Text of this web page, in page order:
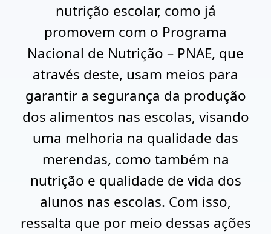
nutrição escolar, como já
promovem com o Programa
Nacional de Nutrição – PNAE, que
através deste, usam meios para
garantir a segurança da produção
dos alimentos nas escolas, visando
uma melhoria na qualidade das
merendas, como também na
nutrição e qualidade de vida dos
alunos nas escolas. Com isso,
ressalta que por meio dessas ações